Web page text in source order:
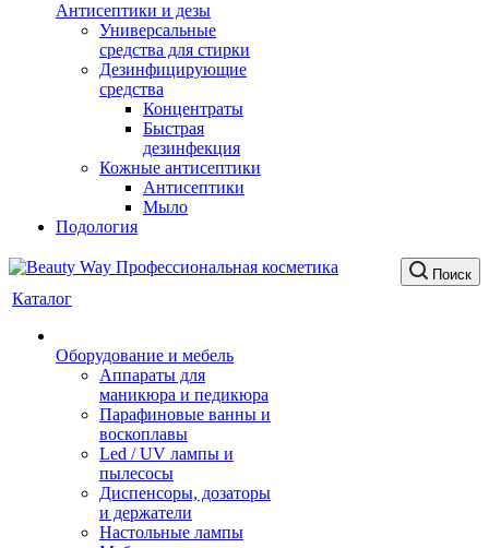
Антисептики и дезы
Универсальные
средства для стирки
Дезинфицирующие
средства
Концентраты
Быстрая
дезинфекция
Кожные антисептики
Антисептики
Мыло
Подология
Поиск
Каталог
Оборудование и мебель
Аппараты для
маникюра и педикюра
Парафиновые ванны и
воскоплавы
Led / UV лампы и
пылесосы
Диспенсоры, дозаторы
и держатели
Настольные лампы